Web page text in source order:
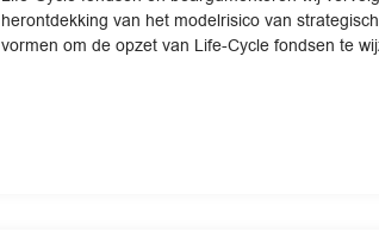
herontdekking van het modelrisico van
vormen om de opzet van Life-Cycle fondsen te